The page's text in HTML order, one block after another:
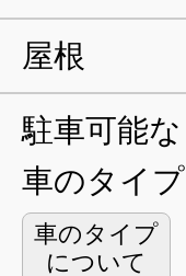
屋根
駐車可能な
車のタイプ
車のタイプ
について